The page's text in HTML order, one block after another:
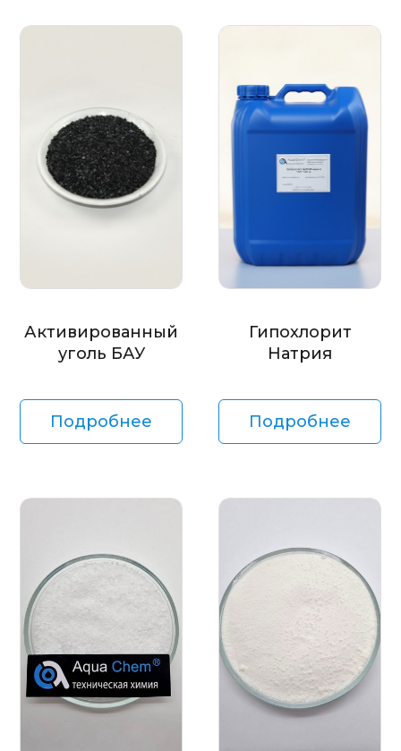
Активированный
уголь БАУ
Подробнее
Гипохлорит
Натрия
Подробнее